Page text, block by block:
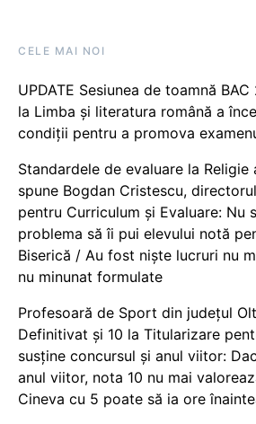
CELE MAI NOI
UPDATE Sesiunea de toamnă
la Limba și literatura română a
condiții pentru a promova
Standardele de evaluare la
spune Bogdan Cristescu,
pentru Curriculum și Evaluare: Nu
problema să îi pui elevului notă
Biserică / Au fost niște lucruri nu
nu minunat formulate
Profesoară de Sport din județul
Definitivat și 10 la Titularizare
susține concursul și anul viitor:
anul viitor, nota 10 nu mai
Cineva cu 5 poate să ia ore